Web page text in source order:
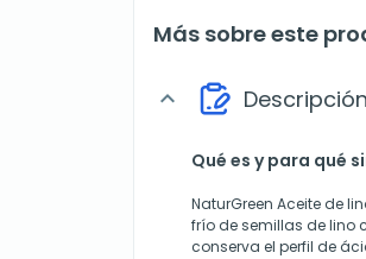
Más sobre este
expand_more Descripción
Qué es y para qué
NaturGreen Aceite de
frío de semillas de lino
conserva el perfil de